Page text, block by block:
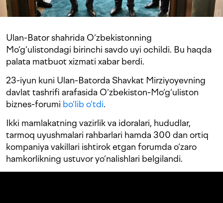
Ulan-Bator shahrida O‘zbekistonning
Mo‘g‘ulistondagi birinchi savdo uyi ochildi. Bu haqda
palata matbuot xizmati xabar berdi.
23-iyun kuni Ulan-Batorda Shavkat Mirziyoyevning
davlat tashrifi arafasida O‘zbekiston-Mo‘g‘uliston
biznes-forumi bo‘lib o‘tdi.
Ikki mamlakatning vazirlik va idoralari, hududlar,
tarmoq uyushmalari rahbarlari hamda 300 dan ortiq
kompaniya vakillari ishtirok etgan forumda o‘zaro
hamkorlikning ustuvor yo‘nalishlari belgilandi.